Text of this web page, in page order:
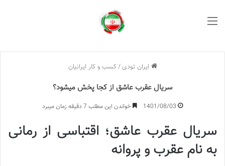
ایران تودی /کسب و کار ایرانیان
سریال عقرب عاشق از کجا پخش میشود؟
1401/08/03 خواندن این مطلب 7 دقیقه زمان میبرد
سریال عقرب عاشق؛ اقتباسی از رما‌نی
به نام عقرب و پروانه